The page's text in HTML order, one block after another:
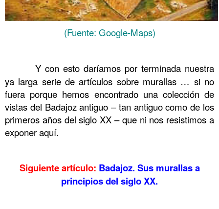
(Fuente: Google-Maps)
Y con esto daríamos por terminada nuestra
ya larga serie de artículos sobre murallas … si no
fuera porque hemos encontrado una colección de
vistas del Badajoz antiguo – tan antiguo como de los
primeros años del siglo XX – que ni nos resistimos a
exponer aquí.
Siguiente artículo: Badajoz. Sus murallas a
principios del siglo XX.